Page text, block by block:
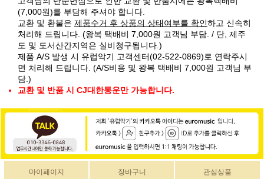
(7,000원)를 부담해 주셔야 합니다.
교환 및 환불은 제품수거 후 상품의 상태여부를 확인하고 신속히
처리해 드립니다. (왕복 택배비 7,000원 고객님 부담. / 단, 제주
도 및 도서산간지역은 실비청구됩니다.)
제품 A/S 발생 시 유럽악기 고객센터(02-522-0869)로 연락주시
면 처리해 드립니다. (A/S비용 및 왕복 택배비 7,000원 고객님 부
담.)
교환 및 반품 시 CJ대한통운만 가능합니다.
마이페이지 장바구니 관심상품